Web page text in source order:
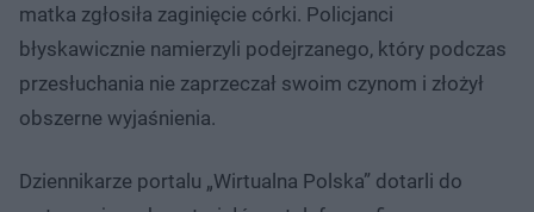
matka zgłosiła zaginięcie córki. Policjanci
błyskawicznie namierzyli podejrzanego, który podczas
przesłuchania nie zaprzeczał swoim czynom i złożył
obszerne wyjaśnienia.
Dziennikarze portalu „Wirtualna Polska” dotarli do